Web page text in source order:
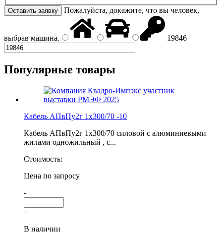
Пожалуйста, докажите, что вы человек,
выбрав машина. 19846
Популярные товары
Кабель АПвПу2г 1х300/70 -10
Кабель АПвПу2г 1х300/70 силовой с алюминиевыми
жилами одножильный , с...
Стоимость:
Цена по запросу
-
+
В наличии